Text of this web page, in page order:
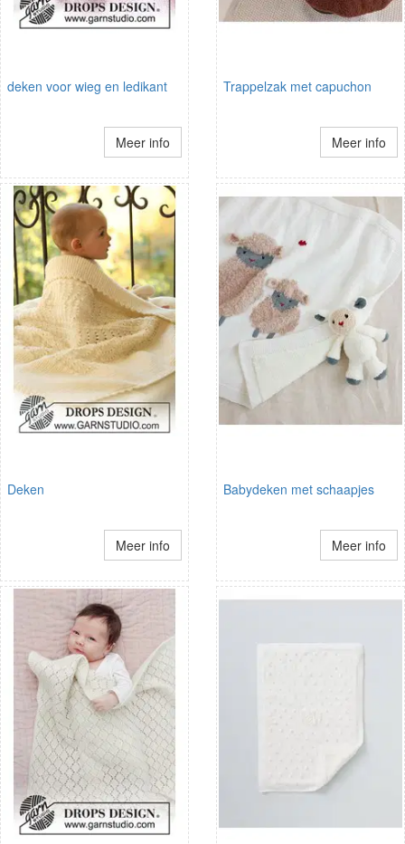
deken voor wieg en ledikant
Meer info
Trappelzak met capuchon
Meer info
Deken
Meer info
Babydeken met schaapjes
Meer info